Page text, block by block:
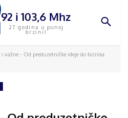
92 i 103,6 Mhz
27 godina u punoj
brzini!
i važne - Od preduzetničke ideje do biznisa